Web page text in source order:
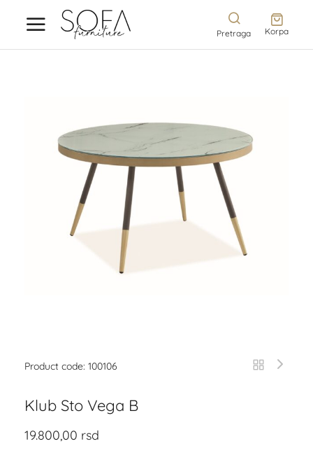
Pretraga Korpa
Product code: 100106
Klub Sto Vega B
19.800,00 rsd